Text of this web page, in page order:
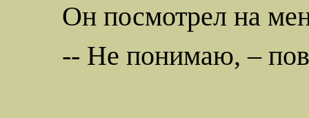
Он посмотрел на
-- Не понимаю, –